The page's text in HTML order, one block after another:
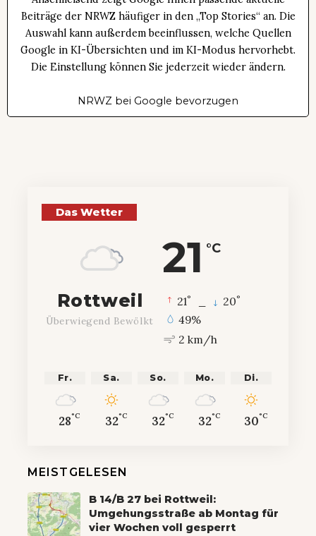
Beiträge der NRWZ häufiger in den „Top Stories“ an. Die
Auswahl kann außerdem beeinflussen, welche Quellen
Google in KI-Übersichten und im KI-Modus hervorhebt.
Die Einstellung können Sie jederzeit wieder ändern.
NRWZ bei Google bevorzugen
Das Wetter
21 °C
Rottweil
Überwiegend Bewölkt
21° 20°
49%
2 km/h
Fr.
28°C
Sa.
32°C
So.
32°C
Mo.
32°C
Di.
30°C
MEISTGELESEN
B 14/B 27 bei Rottweil:
Umgehungsstraße ab Montag für
vier Wochen voll gesperrt